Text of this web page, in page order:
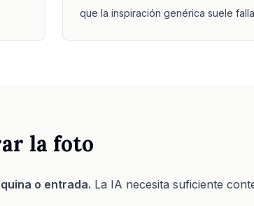
que la inspiración genérica suele
la foto
o entrada. La IA necesita suficiente